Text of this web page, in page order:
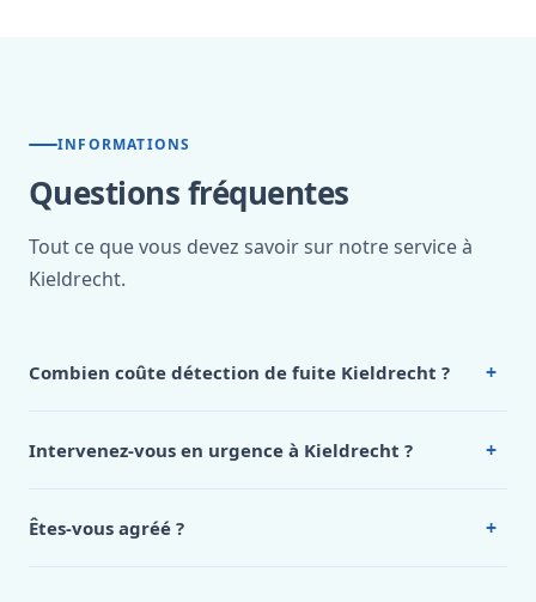
INFORMATIONS
Questions fréquentes
Tout ce que vous devez savoir sur notre service à
Kieldrecht.
Combien coûte détection de fuite Kieldrecht ? +
Kieldrecht, appelez le 0472 53 24 26.
Intervenez-vous en urgence à Kieldrecht ? +
Êtes-vous agréé ? +